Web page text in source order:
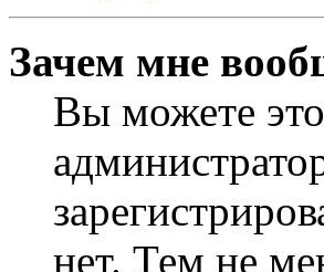
Зачем мне
Вы можете
нет. Тем не